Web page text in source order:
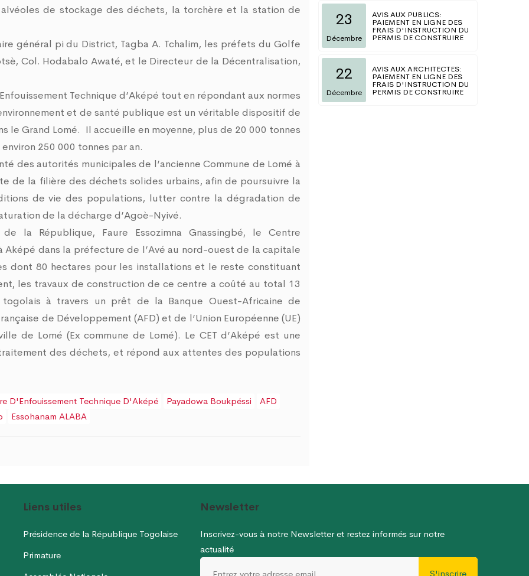
de stockage des déchets, la torchère et la station de
général pi du District, Tagba A. Tchalim, les préfets du Golfe
Col. Hodabalo Awaté, et le Directeur de la Décentralisation,
Technique d’Aképé tout en répondant aux normes
et de santé publique est un véritable dispositif de
le Grand Lomé. Il accueille en moyenne, plus de 20 000 tonnes
250 000 tonnes par an.
des autorités municipales de l’ancienne Commune de Lomé à
de la filière des déchets solides urbains, afin de poursuivre la
de vie des populations, lutter contre la dégradation de
de la décharge d’Agoè-Nyivé.
de la République, Faure Essozimna Gnassingbé, le Centre
Aképé dans la préfecture de l’Avé au nord-ouest de la capitale
dont 80 hectares pour les installations et le reste constituant
les travaux de construction de ce centre a coûté au total 13
togolais à travers un prêt de la Banque Ouest-Africaine de
de Développement (AFD) et de l’Union Européenne (UE)
de Lomé (Ex commune de Lomé). Le CET d’Aképé est une
des déchets, et répond aux attentes des populations
D'Enfouissement Technique D'Aképé Payadowa Boukpéssi
AFD
Essohanam ALABA
23
Décembre
AVIS AUX PUBLICS:
PAIEMENT EN LIGNE DES
FRAIS D'INSTRUCTION DU
PERMIS DE CONSTRUIRE
22
Décembre
AVIS AUX ARCHITECTES:
PAIEMENT EN LIGNE DES
FRAIS D'INSTRUCTION DU
PERMIS DE CONSTRUIRE
Liens utiles
Présidence de la République Togolaise
Primature
Newsletter
Inscrivez-vous à notre Newsletter et restez informés sur notre
actualité
S'inscrire